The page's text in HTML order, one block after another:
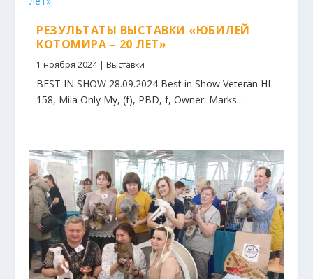
РЕЗУЛЬТАТЫ ВЫСТАВКИ «ЮБИЛЕЙ
КОТОМИРА – 20 ЛЕТ»
1 ноября 2024| Выставки
BEST IN SHOW 28.09.2024 Best in Show Veteran HL –
158, Mila Only My, (f), PBD, f, Owner: Marks...